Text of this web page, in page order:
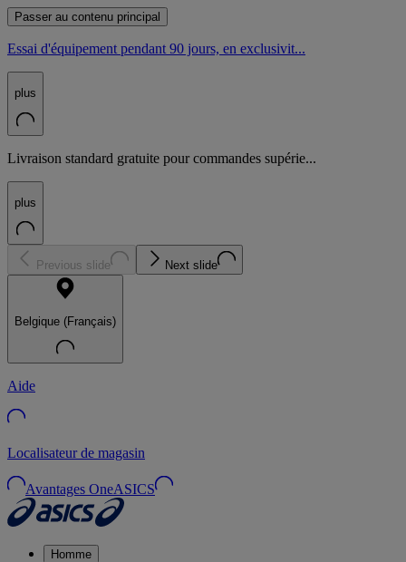
Passer au contenu principal
Essai d'équipement pendant 90 jours, en exclusivit...
plus
Livraison standard gratuite pour commandes supérie...
plus
Previous slide Next slide
Belgique (Français)
Aide
Localisateur de magasin
Avantages OneASICS
Homme